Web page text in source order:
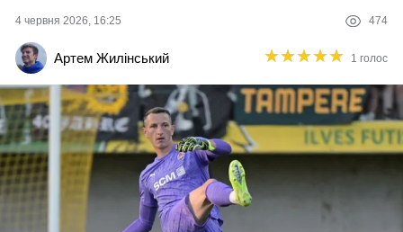
Різне
Букмекери
Казино
4 червня 2026, 16:25 474
Артем Жилінський ★★★★★
★★★★★ 1 голос